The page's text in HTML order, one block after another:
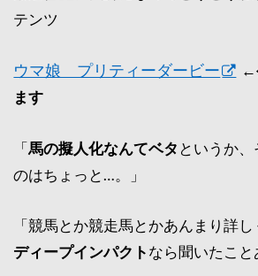
テンツ
ウマ娘 プリティーダービー
←
ます
「馬の擬人化なんてベタ というか
のはちょっと…。」
「競馬とか競走馬とかあんまり詳
ディープインパクトなら聞いたこと